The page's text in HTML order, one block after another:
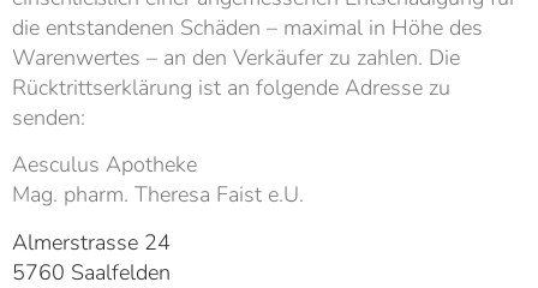
die entstandenen Schäden – maximal in Höhe des
Warenwertes – an den Verkäufer zu zahlen. Die
Rücktrittserklärung ist an folgende Adresse zu
senden:
Aesculus Apotheke
Mag. pharm. Theresa Faist e.U.
Almerstrasse 24
5760 Saalfelden